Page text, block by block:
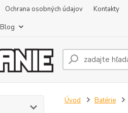
Ochrana osobných údajov Kontakty
Blog
Úvod Batérie